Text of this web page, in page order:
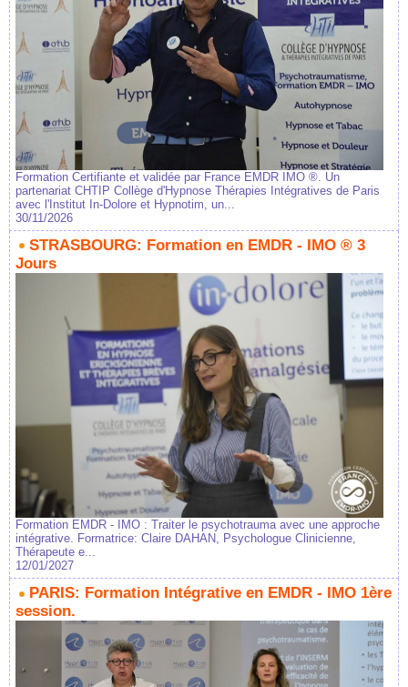
Formation Certifiante et validée par France EMDR IMO ®. Un
partenariat CHTIP Collège d'Hypnose Thérapies Intégratives de Paris
avec l'Institut In-Dolore et Hypnotim, un...
30/11/2026
STRASBOURG: Formation en EMDR - IMO ® 3
Jours
Formation EMDR - IMO : Traiter le psychotrauma avec une approche
intégrative. Formatrice: Claire DAHAN, Psychologue Clinicienne,
Thérapeute e...
12/01/2027
PARIS: Formation Intégrative en EMDR - IMO 1ère
session.